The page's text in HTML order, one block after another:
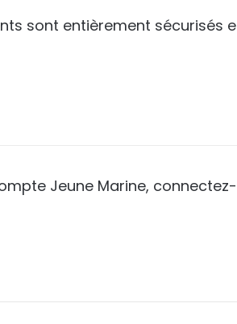
40,00€.
sont entièrement
Jeune Marine,